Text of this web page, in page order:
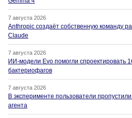
7 августа 2026
Anthropic создаёт собственную команду
Claude
7 августа 2026
ИИ-модели Evo помогли спроектировать
бактериофагов
7 августа 2026
В эксперименте пользователи
агента